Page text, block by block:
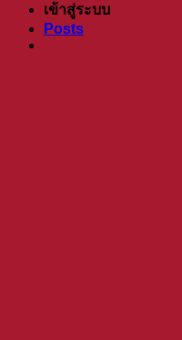
เข้าสู่ระบบ
Posts